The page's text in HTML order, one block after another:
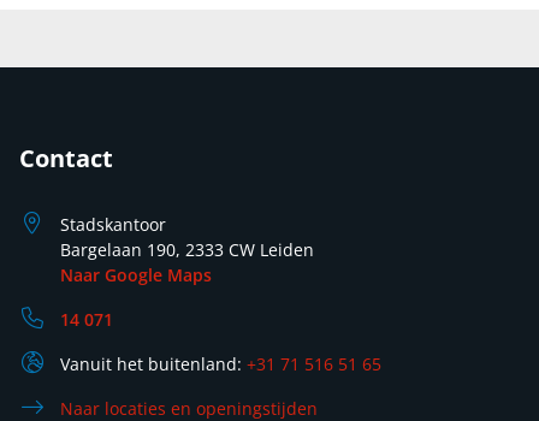
Contact
Stadskantoor
Bargelaan 190, 2333 CW Leiden
Naar Google Maps
14 071
Vanuit het buitenland: +31 71 516 51 65
Naar locaties en openingstijden